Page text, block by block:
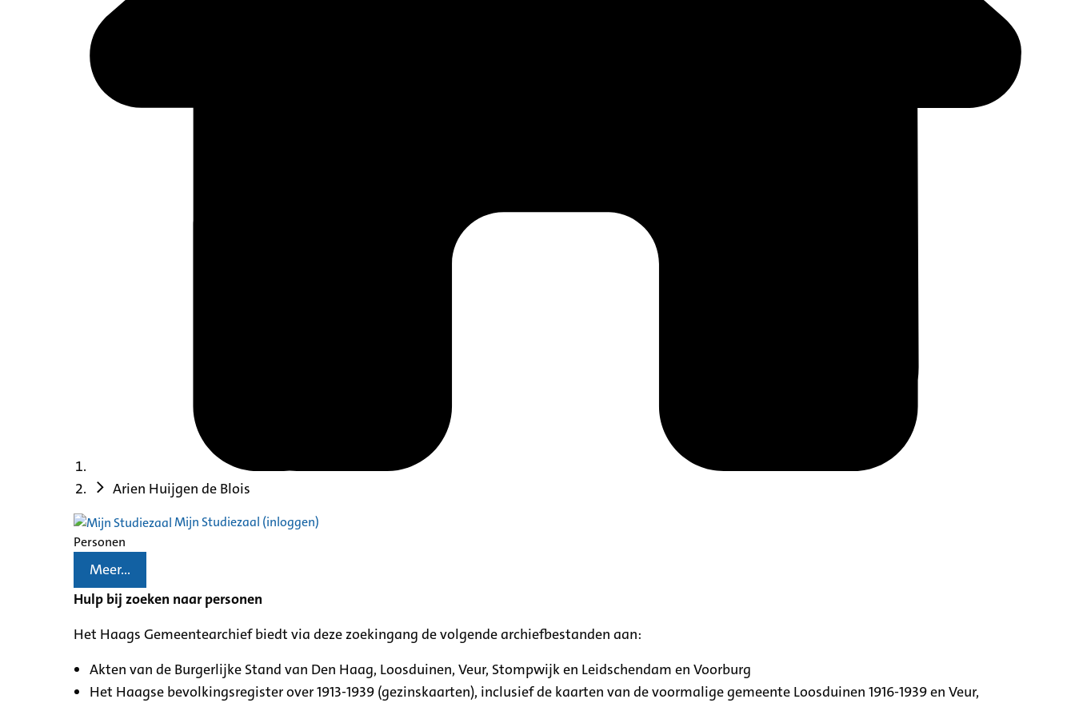
Arien Huijgen de Blois
Mijn Studiezaal (inloggen)
Personen
Meer...
Hulp bij zoeken naar personen
Het Haags Gemeentearchief biedt via deze zoekingang de volgende archiefbestanden aan:
Akten van de Burgerlijke Stand van Den Haag, Loosduinen, Veur, Stompwijk en Leidschendam en Voorburg
Het Haagse bevolkingsregister over 1913-1939 (gezinskaarten), inclusief de kaarten van de voormalige gemeente Loosduinen 1916-1939 en Veur,